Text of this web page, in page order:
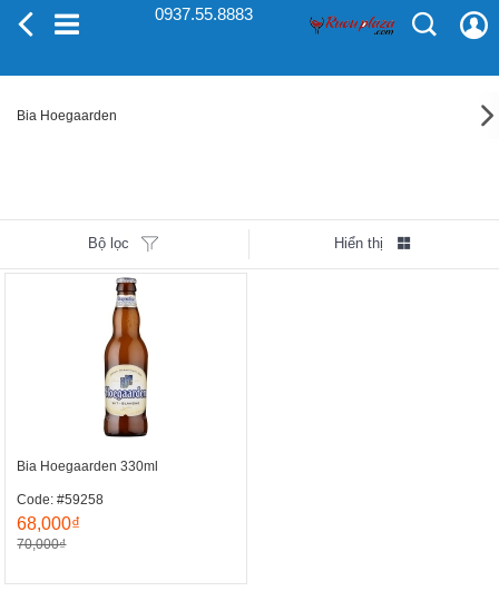
0937.55.8883
Bia Hoegaarden
Bộ lọc Hiển thị
Bia Hoegaarden 330ml
Code: #59258
68,000₫
70,000₫